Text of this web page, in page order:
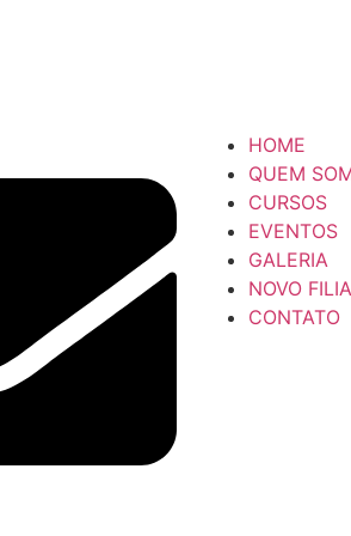
HOME
QUEM
CURSOS
EVENTOS
GALERIA
NOVO
CONTATO